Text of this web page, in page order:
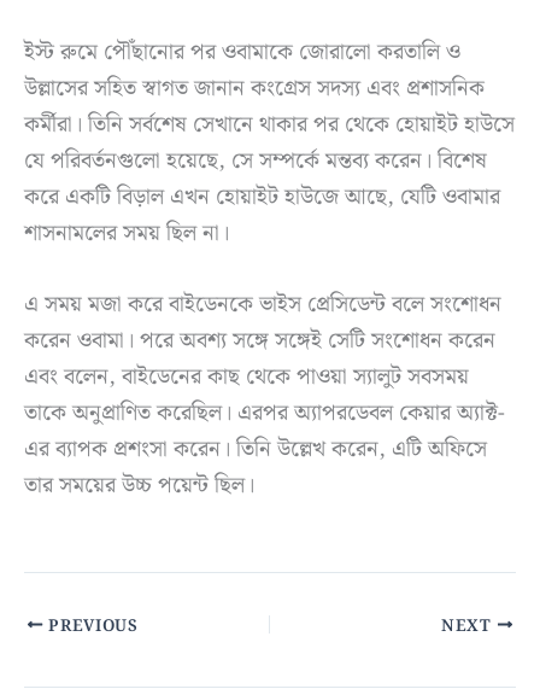
ইস্ট রুমে পৌঁছানোর পর ওবামাকে জোরালো করতালি ও
উল্লাসের সহিত স্বাগত জানান কংগ্রেস সদস্য এবং প্রশাসনিক
কর্মীরা। তিনি সর্বশেষ সেখানে থাকার পর থেকে হোয়াইট হাউসে
যে পরিবর্তনগুলো হয়েছে, সে সম্পর্কে মন্তব্য করেন। বিশেষ
করে একটি বিড়াল এখন হোয়াইট হাউজে আছে, যেটি ওবামার
শাসনামলের সময় ছিল না।
এ সময় মজা করে বাইডেনকে ভাইস প্রেসিডেন্ট বলে সংশোধন
করেন ওবামা। পরে অবশ্য সঙ্গে সঙ্গেই সেটি সংশোধন করেন
এবং বলেন, বাইডেনের কাছ থেকে পাওয়া স্যালুট সবসময়
তাকে অনুপ্রাণিত করেছিল। এরপর অ্যাপরডেবল কেয়ার অ্যাক্ট-
এর ব্যাপক প্রশংসা করেন। তিনি উল্লেখ করেন, এটি অফিসে
তার সময়ের উচ্চ পয়েন্ট ছিল।
PREVIOUS NEXT